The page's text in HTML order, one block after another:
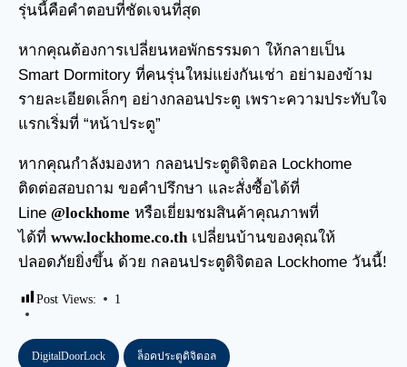
รุ่นนี้คือคำตอบที่ชัดเจนที่สุด
หากคุณต้องการเปลี่ยนหอพักธรรมดา ให้กลายเป็น
Smart Dormitory ที่คนรุ่นใหม่แย่งกันเช่า อย่ามองข้าม
รายละเอียดเล็กๆ อย่างกลอนประตู เพราะความประทับใจ
แรกเริ่มที่ “หน้าประตู”
หากคุณกำลังมองหา กลอนประตูดิจิตอล Lockhome
ติดต่อสอบถาม ขอคำปรึกษา และสั่งซื้อได้ที่
Line @lockhome หรือเยี่ยมชมสินค้าคุณภาพที่
ได้ที่ www.lockhome.co.thเปลี่ยนบ้านของคุณให้
ปลอดภัยยิ่งขึ้น ด้วย กลอนประตูดิจิตอล Lockhome วันนี้!
Post Views: 1
DigitalDoorLock ล็อคประตูดิจิตอล